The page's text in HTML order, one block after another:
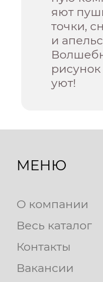
яют
точки,
и
уют!
МЕНЮ
О компании
Весь каталог
Контакты
Вакансии